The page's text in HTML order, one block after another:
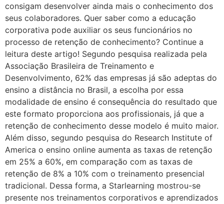
consigam desenvolver ainda mais o conhecimento dos
seus colaboradores. Quer saber como a educação
corporativa pode auxiliar os seus funcionários no
processo de retenção de conhecimento? Continue a
leitura deste artigo! Segundo pesquisa realizada pela
Associação Brasileira de Treinamento e
Desenvolvimento, 62% das empresas já são adeptas do
ensino a distância no Brasil, a escolha por essa
modalidade de ensino é consequência do resultado que
este formato proporciona aos profissionais, já que a
retenção de conhecimento desse modelo é muito maior.
Além disso, segundo pesquisa do Research Institute of
America o ensino online aumenta as taxas de retenção
em 25% a 60%, em comparação com as taxas de
retenção de 8% a 10% com o treinamento presencial
tradicional. Dessa forma, a Starlearning mostrou-se
presente nos treinamentos corporativos e aprendizados